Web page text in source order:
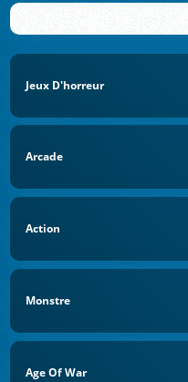
Jeux D'horreur
Arcade
Action
Monstre
Age Of War